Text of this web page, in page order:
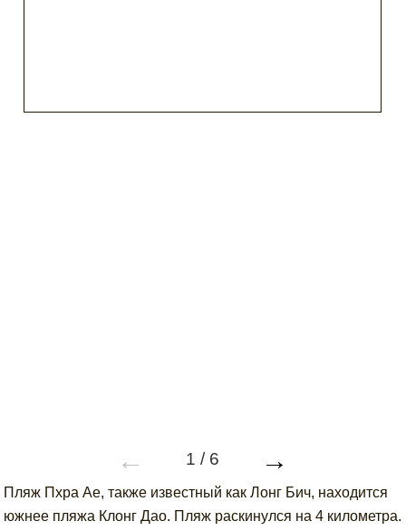
← 1 / 6 →
Пляж Пхра Ае, также известный как Лонг Бич, находится
южнее пляжа Клонг Дао. Пляж раскинулся на 4 километра.